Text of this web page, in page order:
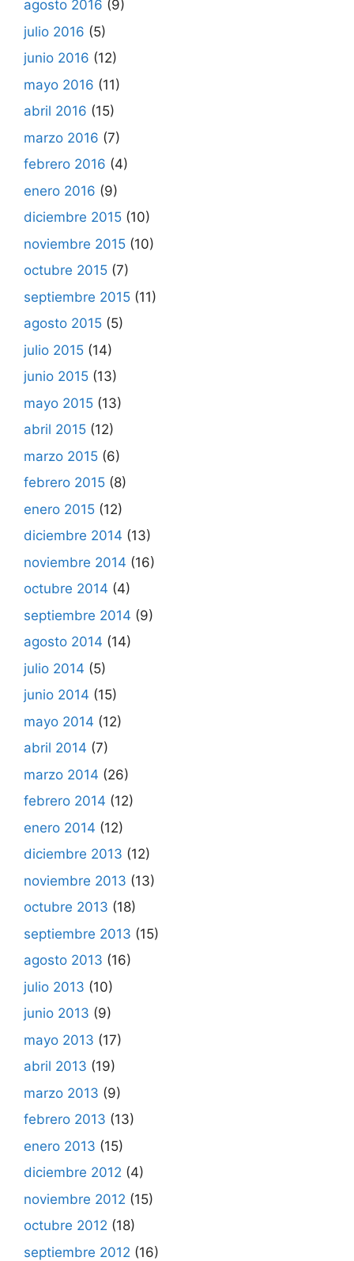
agosto 2016 (9)
julio 2016 (5)
junio 2016 (12)
mayo 2016 (11)
abril 2016 (15)
marzo 2016 (7)
febrero 2016 (4)
enero 2016 (9)
diciembre 2015 (10)
noviembre 2015 (10)
octubre 2015 (7)
septiembre 2015 (11)
agosto 2015 (5)
julio 2015 (14)
junio 2015 (13)
mayo 2015 (13)
abril 2015 (12)
marzo 2015 (6)
febrero 2015 (8)
enero 2015 (12)
diciembre 2014 (13)
noviembre 2014 (16)
octubre 2014 (4)
septiembre 2014 (9)
agosto 2014 (14)
julio 2014 (5)
junio 2014 (15)
mayo 2014 (12)
abril 2014 (7)
marzo 2014 (26)
febrero 2014 (12)
enero 2014 (12)
diciembre 2013 (12)
noviembre 2013 (13)
octubre 2013 (18)
septiembre 2013 (15)
agosto 2013 (16)
julio 2013 (10)
junio 2013 (9)
mayo 2013 (17)
abril 2013 (19)
marzo 2013 (9)
febrero 2013 (13)
enero 2013 (15)
diciembre 2012 (4)
noviembre 2012 (15)
octubre 2012 (18)
septiembre 2012 (16)